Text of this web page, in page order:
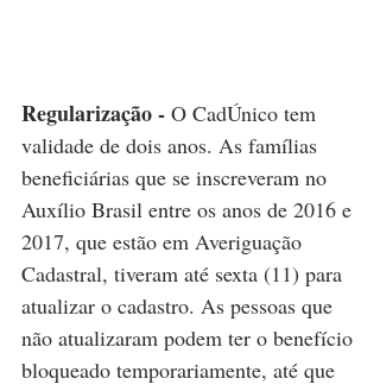
Regularização - O CadÚnico tem
validade de dois anos. As famílias
beneficiárias que se inscreveram no
Auxílio Brasil entre os anos de 2016 e
2017, que estão em Averiguação
Cadastral, tiveram até sexta (11) para
atualizar o cadastro. As pessoas que
não atualizaram podem ter o benefício
bloqueado temporariamente, até que